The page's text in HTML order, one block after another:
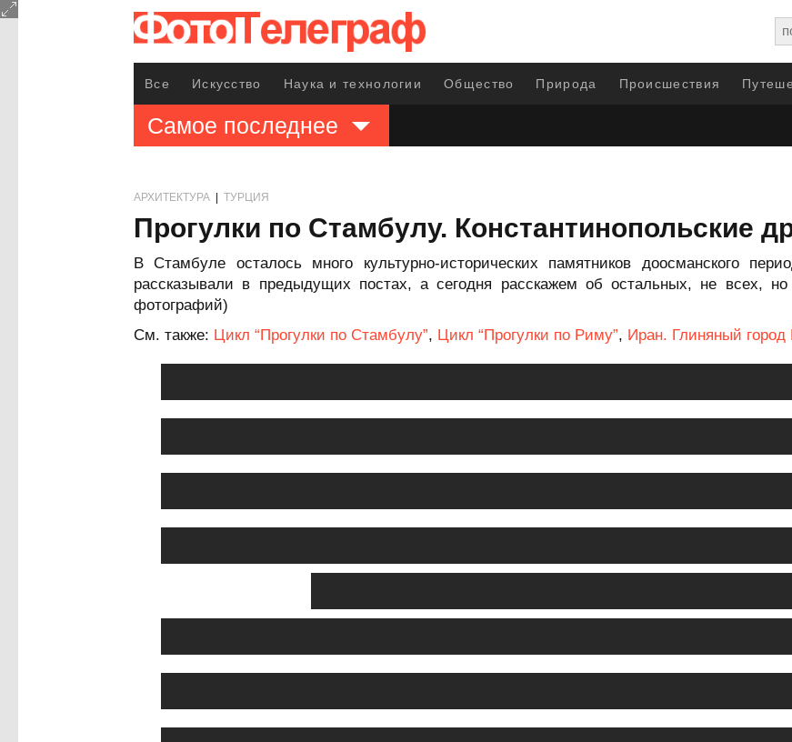
Все Искусство Наука и технологии Общество Природа Происшествия
Самое последнее
АРХИТЕКТУРА ТУРЦИЯ
Прогулки по Стамбулу. Константинопольские
В Стамбуле осталось много культурно-исторических памятников доосманского
рассказывали в предыдущих постах, а сегодня расскажем об остальных, не всех,
фотографий)
См. также: Цикл “Прогулки по Стамбулу”, Цикл “Прогулки по Риму”, Иран. Глиняный город